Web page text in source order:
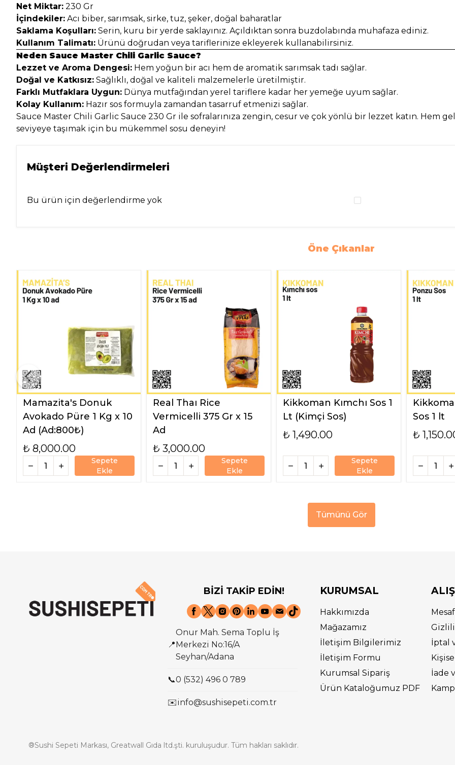
Net Miktar: 230 Gr
İçindekiler: Acı biber, sarımsak, sirke, tuz, şeker, doğal baharatlar
Saklama Koşulları: Serin, kuru bir yerde saklayınız. Açıldıktan sonra buzdolabında muhafaza ediniz.
Kullanım Talimatı: Ürünü doğrudan veya tariflerinize ekleyerek kullanabilirsiniz.
Neden Sauce Master Chili Garlic Sauce?
Lezzet ve Aroma Dengesi: Hem yoğun bir acı hem de aromatik sarımsak tadı sağlar.
Doğal ve Katkısız: Sağlıklı, doğal ve kaliteli malzemelerle üretilmiştir.
Farklı Mutfaklara Uygun: Dünya mutfağından yerel tariflere kadar her yemeğe uyum sağlar.
Kolay Kullanım: Hazır sos formuyla zamandan tasarruf etmenizi sağlar.
Sauce Master Chili Garlic Sauce 230 Gr ile sofralarınıza zengin, cesur ve çok yönlü bir lezzet katın. Hem
seviyeye taşımak için bu mükemmel sosu deneyin!
Müşteri Değerlendirmeleri
Bu ürün için değerlendirme yok
Öne Çıkanlar
Mamazita's Donuk
Avokado Püre 1 Kg x 10
Ad (Ad:800₺)
₺ 8,000.00
Sepete
Ekle
Real Thaı Rice
Vermicelli 375 Gr x 15
Ad
₺ 3,000.00
Sepete
Ekle
Kikkoman Kımchı Sos 1
Lt (Kimçi Sos)
₺ 1,490.00
Sepete
Ekle
Sos 1 lt
₺
Tümünü Gör
BİZİ TAKİP EDİN!
📍
Onur Mah. Sema Toplu İş
Merkezi No:16/A
Seyhan/Adana
📞0 (532) 496 0 789
✉️info@sushisepeti.com.tr
KURUMSAL
Hakkımızda
Mağazamız
İletişim Bilgilerimiz
İletişim Formu
Kurumsal Sipariş
Ürün Kataloğumuz PDF
İptal
İade
®Sushi Sepeti Markası, Greatwall Gıda ltd.şti. kuruluşudur. Tüm hakları saklıdır.